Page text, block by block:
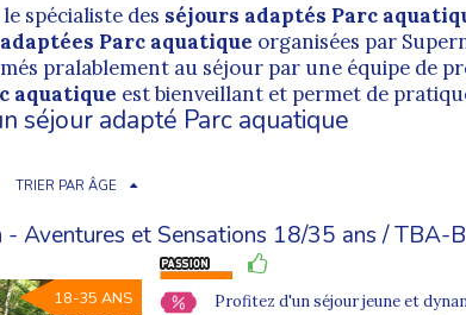
spécialiste des séjours adaptés Parc
Parc aquatique organisées par
pralablement au séjour par une équipe de
aquatique est bienveillant et permet de
séjour adapté Parc aquatique
TRIER PAR ÂGE
- Aventures et Sensations 18/35 ans / TBA-
18-35 ANS Profitez d'un séjour jeune et